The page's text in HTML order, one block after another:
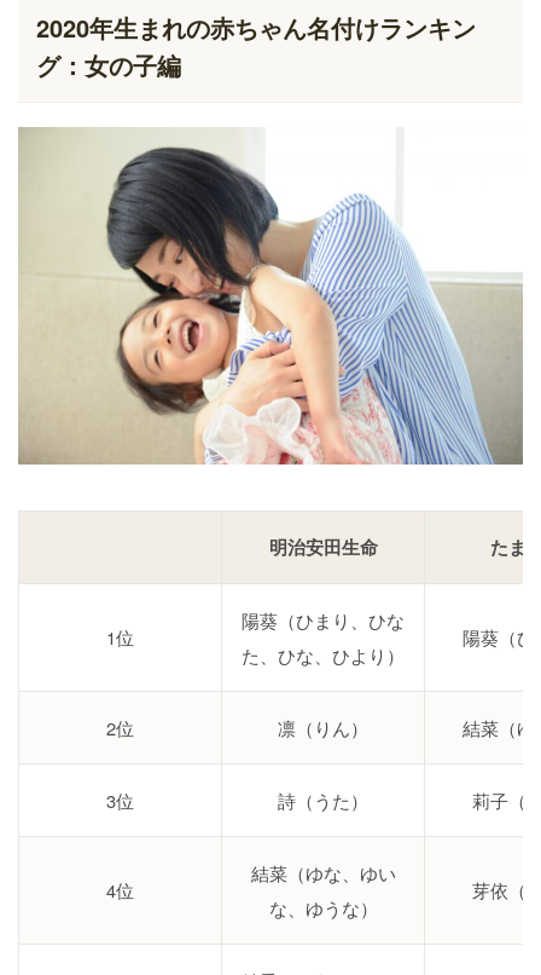
2020年生まれの赤ちゃん名付けランキン
グ：女の子編
明治安田生命 たま
1位
陽葵（ひまり、ひな
た、ひな、ひより）
陽葵（ひ
2位 凛（りん） 結菜（ゆ
3位 詩（うた） 莉子（
4位
結菜（ゆな、ゆい
な、ゆうな）
芽依（